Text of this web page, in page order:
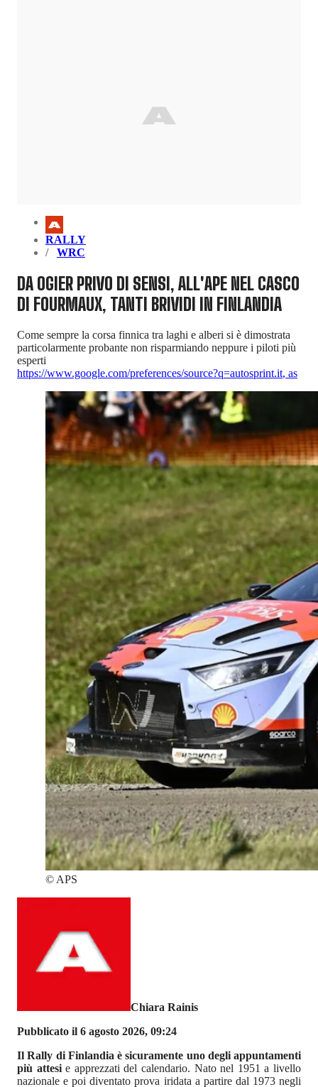
RALLY
WRC
DA OGIER PRIVO DI SENSI, ALL'APE NEL CASCO
DI FOURMAUX, TANTI BRIVIDI IN FINLANDIA
Come sempre la corsa finnica tra laghi e alberi si è dimostrata
particolarmente probante non risparmiando neppure i piloti più
esperti
https://www.google.com/preferences/source?q=autosprint.it, as
© APS
Chiara Rainis
Pubblicato il 6 agosto 2026, 09:24
Il Rally di Finlandia è sicuramente uno degli appuntamenti
più attesie apprezzati del calendario. Nato nel 1951 a livello
nazionale e poi diventato prova iridata a partire dal 1973 negli